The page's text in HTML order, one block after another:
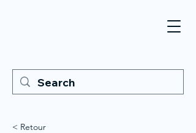
< Retour